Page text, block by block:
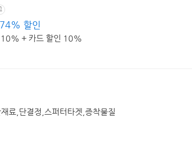
할인
10% + 카드 할인 10%
료,단결정,스퍼터타겟,증착물질